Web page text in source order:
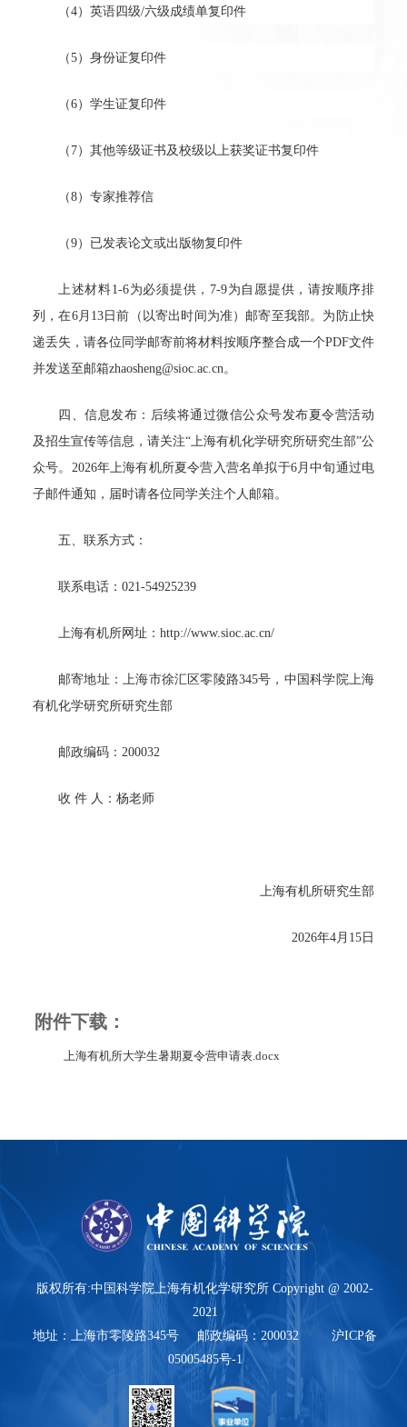
（4）英语四级/六级成绩单复印件
（5）身份证复印件
（6）学生证复印件
（7）其他等级证书及校级以上获奖证书复印件
（8）专家推荐信
（9）已发表论文或出版物复印件
上述材料1-6为必须提供，7-9为自愿提供，请按顺序排
列，在6月13日前（以寄出时间为准）邮寄至我部。为防止快
递丢失，请各位同学邮寄前将材料按顺序整合成一个PDF文件
并发送至邮箱zhaosheng@sioc.ac.cn。
四、信息发布：后续将通过微信公众号发布夏令营活动
及招生宣传等信息，请关注“上海有机化学研究所研究生部”公
众号。2026年上海有机所夏令营入营名单拟于6月中旬通过电
子邮件通知，届时请各位同学关注个人邮箱。
五、联系方式：
联系电话：021-54925239
上海有机所网址：http://www.sioc.ac.cn/
邮寄地址：上海市徐汇区零陵路345号，中国科学院上海
有机化学研究所研究生部
邮政编码：200032
收 件 人：杨老师
上海有机所研究生部
2026年4月15日
附件下载：
上海有机所大学生暑期夏令营申请表.docx
版权所有:中国科学院上海有机化学研究所 Copyright @ 2002-
2021
地址：上海市零陵路345号 邮政编码：200032 沪ICP备
05005485号-1